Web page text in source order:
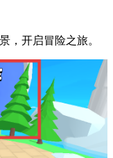
，开启冒险之旅。